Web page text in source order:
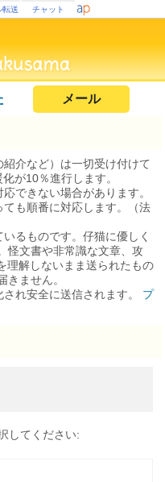
転送 チャット
メール
介など）は一切受け付けて
が10％進行します。
できない場合があります。
も順番に対応します。（法
るものです。仔猫に優しく
怪文書や非常識な文章、攻
理解しないまま送られたもの
きません。
れ安全に送信されます。 プ
してください: